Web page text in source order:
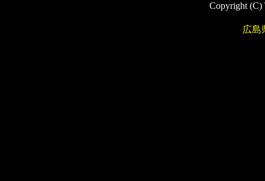
Copyright (C)
広島